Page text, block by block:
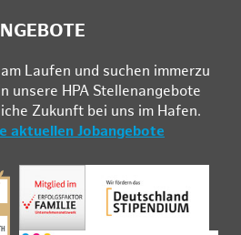
Lau­fen und su­chen im­mer­zu
un­se­re HPA Stel­len­an­ge­bo­te
Zu­kunft bei uns im Ha­fen.
aktuellen Jobangebote